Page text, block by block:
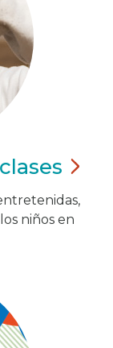
clases
niños en